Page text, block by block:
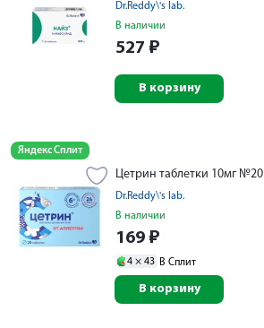
Dr.Reddy\'s lab.
В наличии
527 ₽
В корзину
Яндекс Сплит
Цетрин таблетки 10мг №20
Dr.Reddy\'s lab.
В наличии
169 ₽
4 × 43 В Сплит
В корзину